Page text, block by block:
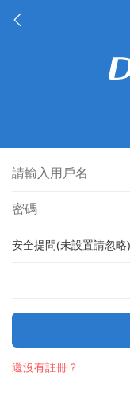
安全提問(未設置請忽略)
還沒有註冊？